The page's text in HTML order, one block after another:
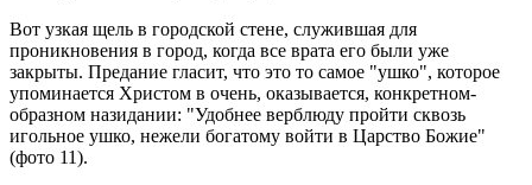
Вот узкая щель в городской стене, служившая для
проникновения в город, когда все врата его были уже
закрыты. Предание гласит, что это то самое "ушко", которое
упоминается Христом в очень, оказывается, конкретном-
образном назидании: "Удобнее верблюду пройти сквозь
игольное ушко, нежели богатому войти в Царство Божие"
(фото 11).